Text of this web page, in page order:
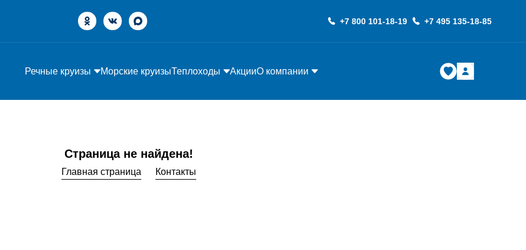
+7 800 101-18-19 +7 495 135-18-85
Речные круизы Морские круизыТеплоходы АкцииО компании
Страница не найдена!
Главная страница Контакты